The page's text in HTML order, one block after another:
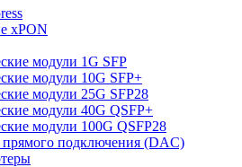
xPON
модули 1G SFP
модули 10G SFP+
модули 25G SFP28
модули 40G QSFP+
модули 100G QSFP28
подключения (DAC)